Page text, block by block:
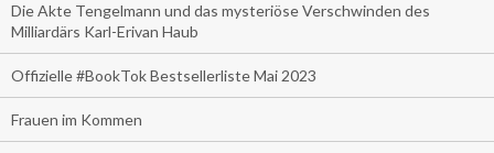
Die Akte Tengelmann und das mysteriöse Verschwinden des
Milliardärs Karl-Erivan Haub
Offizielle #BookTok Bestsellerliste Mai 2023
Frauen im Kommen